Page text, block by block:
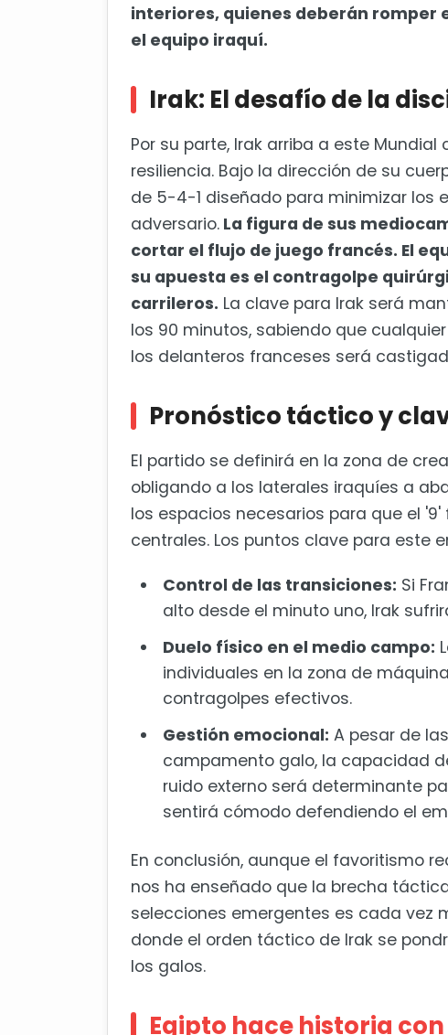
interiores, quienes deberán romper
el equipo iraquí.
Irak: El desafío de la
Por su parte, Irak arriba a este
resiliencia. Bajo la dirección de su
de 5-4-1 diseñado para minimizar los
adversario. La figura de sus
cortar el flujo de juego francés. El
su apuesta es el contragolpe
carrileros. La clave para Irak será
los 90 minutos, sabiendo que
los delanteros franceses será
Pronóstico táctico y
El partido se definirá en la zona de
obligando a los laterales iraquíes a
los espacios necesarios para que el
centrales. Los puntos clave para este
Control de las transiciones: Si
alto desde el minuto uno, Irak
Duelo físico en el medio campo:
individuales en la zona de
contragolpes efectivos.
Gestión emocional: A pesar de
campamento galo, la capacidad
ruido externo será determinante
sentirá cómodo defendiendo el
En conclusión, aunque el favoritismo
nos ha enseñado que la brecha
selecciones emergentes es cada vez
donde el orden táctico de Irak se
los galos.
Egipto hace historia